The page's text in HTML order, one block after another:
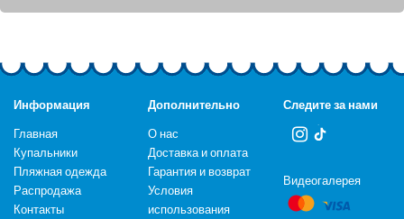
Информация
Главная
Купальники
Пляжная одежда
Распродажа
Контакты
Дополнительно
О нас
Доставка и оплата
Гарантия и возврат
Условия
использования
Следите за нами
Видеогалерея